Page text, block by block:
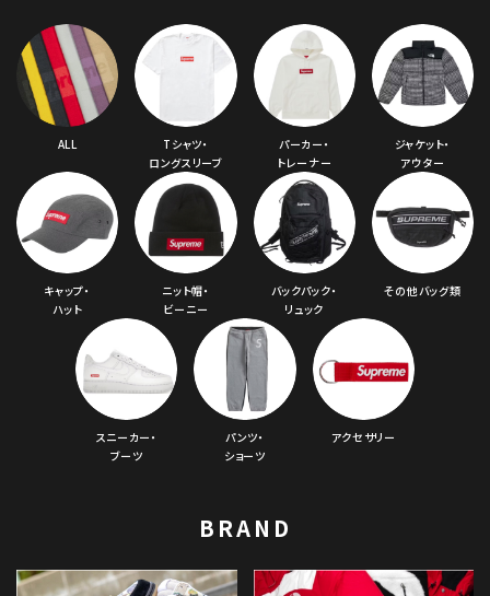
ALL
Tシャツ・
ロングスリーブ
パーカー・
トレーナー
ジャケット・
アウター
キャップ・
ハット
ニット帽・
ビーニー
バックパック・
リュック
その他バッグ類
スニーカー・
ブーツ
パンツ・
ショーツ
アクセサリー
BRAND